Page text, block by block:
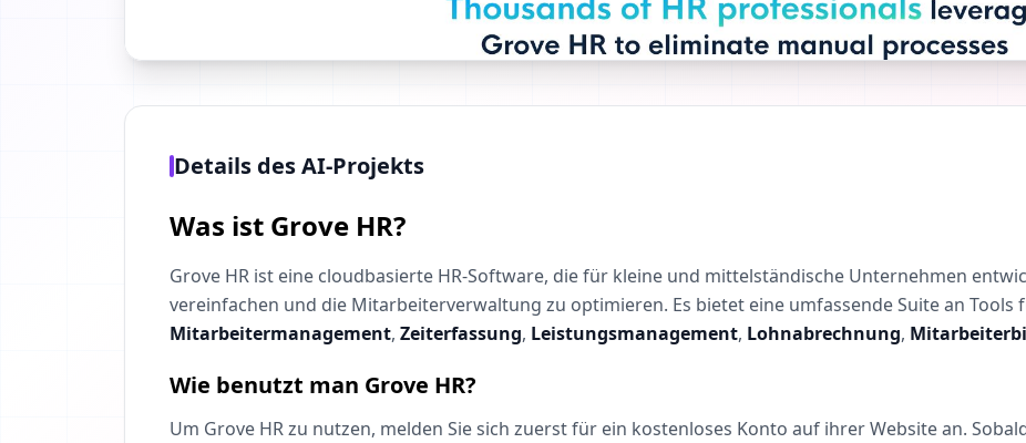
Details des AI-Projekts
Was ist Grove HR?
Grove HR ist eine cloudbasierte HR-Software, die für kleine und mittelständische Unternehmen
vereinfachen und die Mitarbeiterverwaltung zu optimieren. Es bietet eine umfassende Suite an Tools
Mitarbeitermanagement, Zeiterfassung, Leistungsmanagement, Lohnabrechnung,
Wie benutzt man Grove HR?
Um Grove HR zu nutzen, melden Sie sich zuerst für ein kostenloses Konto auf ihrer Website an.